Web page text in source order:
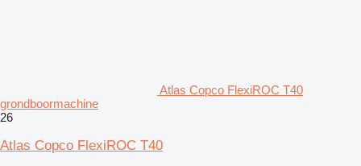
Atlas Copco FlexiROC T40
grondboormachine
26
Atlas Copco FlexiROC T40